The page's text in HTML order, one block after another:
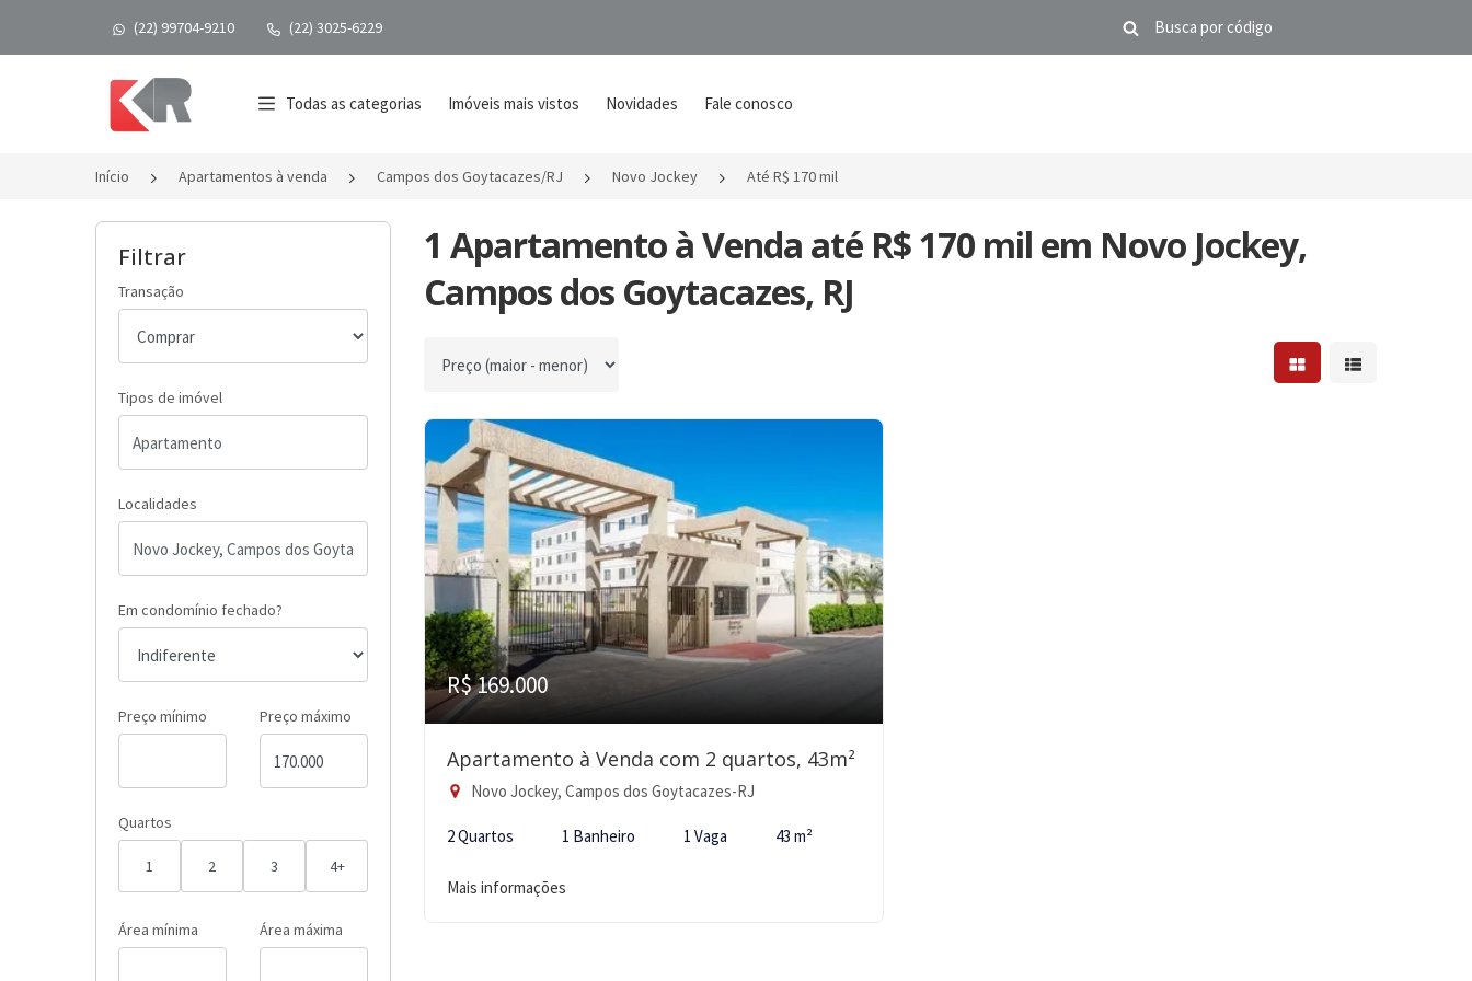
(22) 99704-9210 (22) 3025-6229
Página inicial
Todas as categorias Imóveis mais vistos Novidades Fale conosco
Início Apartamentos à venda Campos dos Goytacazes/RJ Novo Jockey Até R$ 170 mil
Filtrar
Transação
Tipos de imóvel
Localidades
Em condomínio fechado?
Preço mínimo Preço máximo
Quartos
1 2 3 4+
Área mínima Área máxima
1 Apartamento à Venda até R$ 170 mil em Novo Jockey,
Campos dos Goytacazes, RJ
Ordenar por Mostrar resultados em
Mostrar
R$ 169.000
Apartamento à Venda com 2 quartos, 43m²
Novo Jockey, Campos dos Goytacazes-RJ
2 Quartos 1 Banheiro 1 Vaga 43 m²
Mais informações